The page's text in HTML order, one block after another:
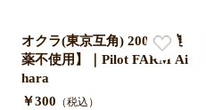
オクラ(東京互角) 200g【農
薬不使用】｜Pilot FARM Ai
hara
￥300 （税込）